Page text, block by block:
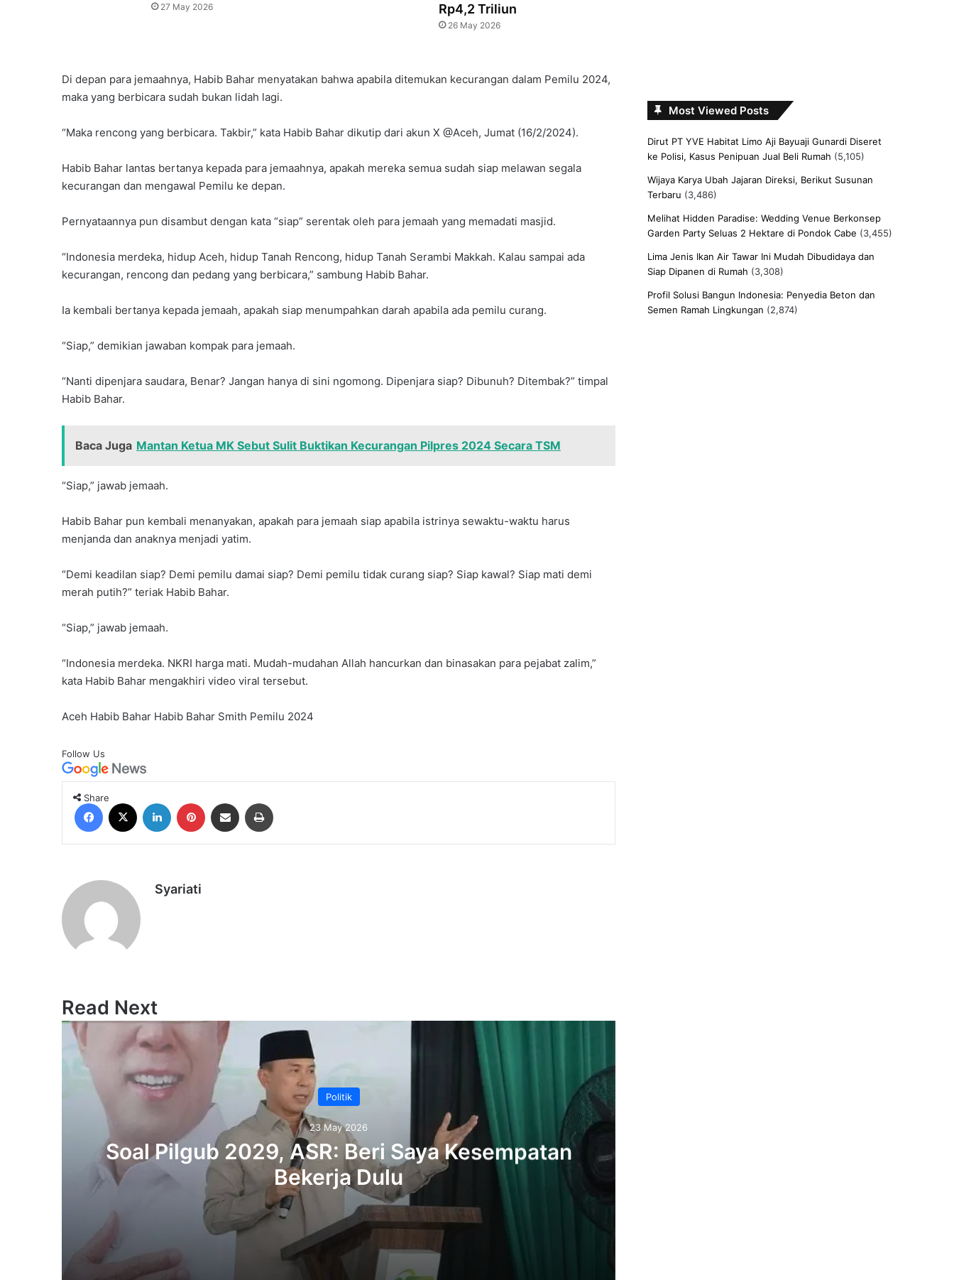
27 May 2026
Rp4,2 Triliun
26 May 2026
Di depan para jemaahnya, Habib Bahar menyatakan bahwa apabila ditemukan kecurangan dalam Pemilu 2024,
maka yang berbicara sudah bukan lidah lagi.
“Maka rencong yang berbicara. Takbir,” kata Habib Bahar dikutip dari akun X @Aceh, Jumat (16/2/2024).
Habib Bahar lantas bertanya kepada para jemaahnya, apakah mereka semua sudah siap melawan segala
kecurangan dan mengawal Pemilu ke depan.
Pernyataannya pun disambut dengan kata “siap” serentak oleh para jemaah yang memadati masjid.
“Indonesia merdeka, hidup Aceh, hidup Tanah Rencong, hidup Tanah Serambi Makkah. Kalau sampai ada
kecurangan, rencong dan pedang yang berbicara,” sambung Habib Bahar.
Ia kembali bertanya kepada jemaah, apakah siap menumpahkan darah apabila ada pemilu curang.
“Siap,” demikian jawaban kompak para jemaah.
“Nanti dipenjara saudara, Benar? Jangan hanya di sini ngomong. Dipenjara siap? Dibunuh? Ditembak?” timpal
Habib Bahar.
Baca Juga Mantan Ketua MK Sebut Sulit Buktikan Kecurangan Pilpres 2024 Secara TSM
“Siap,” jawab jemaah.
Habib Bahar pun kembali menanyakan, apakah para jemaah siap apabila istrinya sewaktu-waktu harus
menjanda dan anaknya menjadi yatim.
“Demi keadilan siap? Demi pemilu damai siap? Demi pemilu tidak curang siap? Siap kawal? Siap mati demi
merah putih?” teriak Habib Bahar.
“Siap,” jawab jemaah.
“Indonesia merdeka. NKRI harga mati. Mudah-mudahan Allah hancurkan dan binasakan para pejabat zalim,”
kata Habib Bahar mengakhiri video viral tersebut.
Aceh Habib Bahar Habib Bahar Smith Pemilu 2024
Follow Us
ShareFacebook LinkedIn Pinterest Share via Email
Syariati
Read Next
Politik
23 May 2026
‎Soal Pilgub 2029, ASR: Beri Saya Kesempatan
Bekerja Dulu
23 May 2026
‎Soal Pilgub 2029, ASR: Beri Saya Kesempatan Bekerja Dulu
Most Viewed Posts
Dirut PT YVE Habitat Limo Aji Bayuaji Gunardi Diseret
ke Polisi, Kasus Penipuan Jual Beli Rumah (5,105)
Wijaya Karya Ubah Jajaran Direksi, Berikut Susunan
Terbaru (3,486)
Melihat Hidden Paradise: Wedding Venue Berkonsep
Garden Party Seluas 2 Hektare di Pondok Cabe (3,455)
Lima Jenis Ikan Air Tawar Ini Mudah Dibudidaya dan
Siap Dipanen di Rumah (3,308)
Profil Solusi Bangun Indonesia: Penyedia Beton dan
Semen Ramah Lingkungan (2,874)